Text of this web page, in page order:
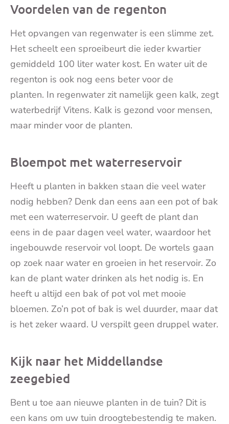
Voordelen van de regenton
Het opvangen van regenwater is een slimme zet.
Het scheelt een sproeibeurt die ieder kwartier
gemiddeld 100 liter water kost. En water uit de
regenton is ook nog eens beter voor de
planten. In regenwater zit namelijk geen kalk, zegt
waterbedrijf Vitens. Kalk is gezond voor mensen,
maar minder voor de planten.
Bloempot met waterreservoir
Heeft u planten in bakken staan die veel water
nodig hebben? Denk dan eens aan een pot of bak
met een waterreservoir. U geeft de plant dan
eens in de paar dagen veel water, waardoor het
ingebouwde reservoir vol loopt. De wortels gaan
op zoek naar water en groeien in het reservoir. Zo
kan de plant water drinken als het nodig is. En
heeft u altijd een bak of pot vol met mooie
bloemen. Zo’n pot of bak is wel duurder, maar dat
is het zeker waard. U verspilt geen druppel water.
Kijk naar het Middellandse
zeegebied
Bent u toe aan nieuwe planten in de tuin? Dit is
een kans om uw tuin droogtebestendig te maken.